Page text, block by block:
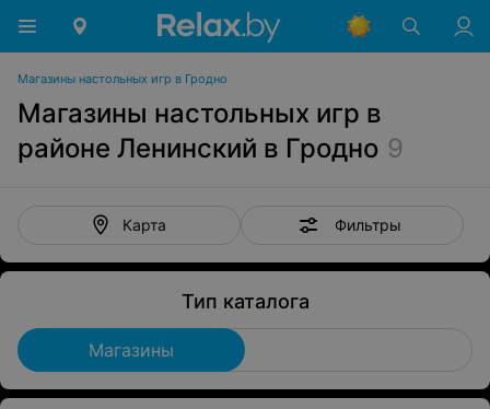
Магазины настольных игр в Гродно
Магазины настольных игр в
районе Ленинский в Гродно 9
Карта Фильтры
Тип каталога
Магазины